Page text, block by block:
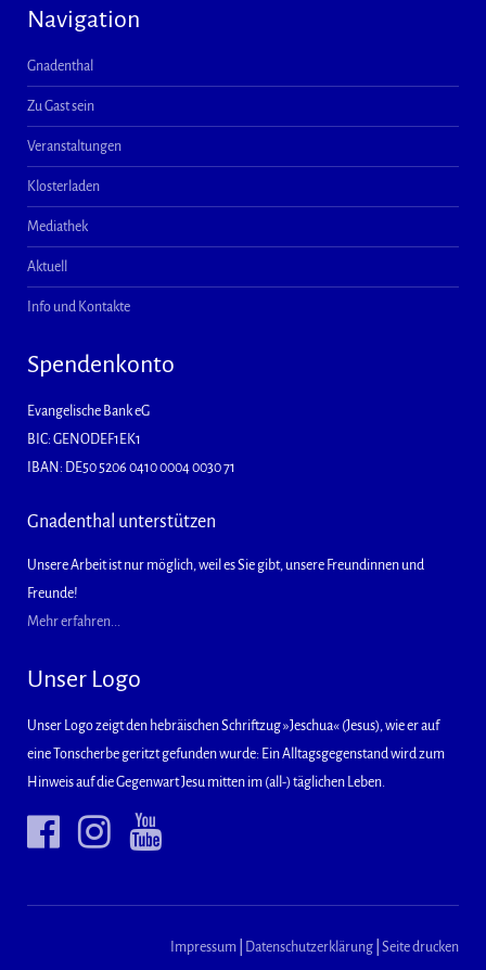
Navigation
Gnadenthal
Zu Gast sein
Veranstaltungen
Klosterladen
Mediathek
Aktuell
Info und Kontakte
Spendenkonto
Evangelische Bank eG
BIC: GENODEF1EK1
IBAN: DE50 5206 0410 0004 0030 71
Gnadenthal unterstützen
Unsere Arbeit ist nur möglich, weil es Sie gibt, unsere Freundinnen und
Freunde!
Mehr erfahren...
Unser Logo
Unser Logo zeigt den hebräischen Schriftzug »Jeschua« (Jesus), wie er auf
eine Tonscherbe geritzt gefunden wurde: Ein Alltagsgegenstand wird zum
Hinweis auf die Gegenwart Jesu mitten im (all-) täglichen Leben.
Impressum Datenschutzerklärung Seite drucken